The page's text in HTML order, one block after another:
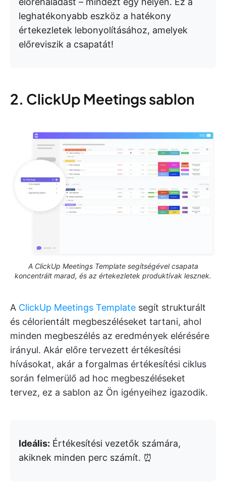
leghatékonyabb eszköz a hatékony
értekezletek lebonyolításához, amelyek
előreviszik a csapatát!
2. ClickUp Meetings sablon
A ClickUp Meetings Template segítségével csapata
koncentrált marad, és az értekezletek produktívak lesznek.
A ClickUp Meetings Template segít strukturált
és célorientált megbeszéléseket tartani, ahol
minden megbeszélés az eredmények elérésére
irányul. Akár előre tervezett értékesítési
hívásokat, akár a forgalmas értékesítési ciklus
során felmerülő ad hoc megbeszéléseket
tervez, ez a sablon az Ön igényeihez igazodik.
Ideális: Értékesítési vezetők számára,
akiknek minden perc számít. ⏰